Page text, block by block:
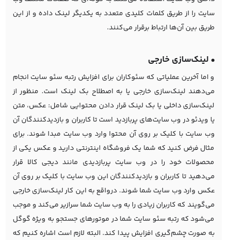
سایت را از طریق کلمات کلیدی متعدد به یکدیگر لینک داده و از این
طریق بین آن‌ها ارتباط برقرار می‌کنند.
• لینک‌سازی خارجی
و اما آخرین عملیاتی که سئوکاران برای افزایش رتبه سئو سایت انجام
می‌دهند لینک‌سازی خارجی یا به اصطلاح بک لینک است. منظور از
لینک‌سازی داخلی یا بک لینک قرار دادن محتوایی شامل: عکس، متن
یا ویدئو در وب سایت‌های پربازدید است تا کاربران و بازدیدکنندگان آن
وب سایت با کلیک بر روی آن محتوا وارد وب سایت مبدا شوند. برای
مثال فرض کنید که شما یک فروشگاه اینترنتی دارید و عکس یکی از
محصولات خود را در وب سایت پربازدیدی مانند دیجی کالا قرار
می‌دهید تا کاربران و بازدیدکنندگان این وب سایت با کلیک بر روی آن
عکس وارد وب سایت شما شوند. درواقع به این کار لینک‌سازی خارجی
می‌گویند که کاربران زیادی را به وب سایت شما سرازیر می‌کند و موجب
می‌شود که رتبه سئو سایت شما در موتورهای جستجو به ویژه گوگل
به صورت چشم‌گیری افزایش پیدا کند. البته لازم است اشاره کنیم که